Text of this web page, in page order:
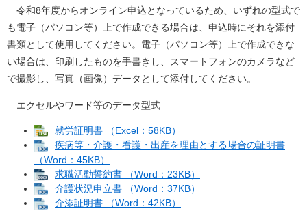
令和8年度からオンライン申込となっているため、いずれの型式で
も電子（パソコン等）上で作成できる場合は、申込時にそれを添付
書類として使用してください。電子（パソコン等）上で作成できな
い場合は、印刷したものを手書きし、スマートフォンのカメラなど
で撮影し、写真（画像）データとして添付してください。
エクセルやワード等のデータ型式
就労証明書 （Excel：58KB）
疾病等・介護・看護・出産を理由とする場合の証明書
（Word：45KB）
求職活動誓約書 （Word：23KB）
介護状況申立書 （Word：37KB）
介添証明書 （Word：42KB）